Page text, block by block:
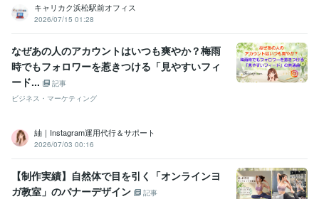
キャリカク浜松駅前オフィス
2026/07/15 01:28
なぜあの人のアカウントはいつも爽やか？梅雨
時でもフォロワーを惹きつける「見やすいフィ
ード...
記事
ビジネス・マーケティング
紬｜Instagram運用代行＆サポート
2026/07/03 00:16
【制作実績】自然体で目を引く「オンラインヨ
ガ教室」のバナーデザイン
記事